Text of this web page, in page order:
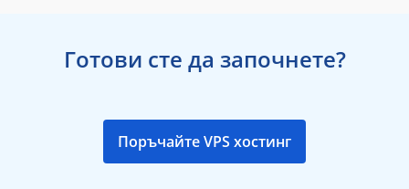
Готови сте да започнете?
Поръчайте VPS хостинг